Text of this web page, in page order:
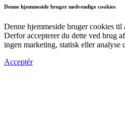
Denne hjemmeside bruger nødvendige cookies
Denne hjemmeside bruger cookies
Derfor accepterer du dette ved brug
ingen marketing, statisk eller analyse
Acceptér